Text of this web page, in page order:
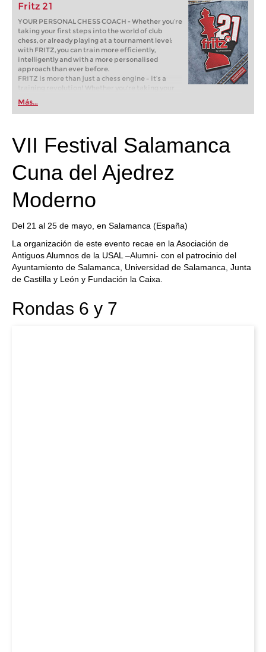
Fritz 21
YOUR PERSONAL CHESS COACH - Whether you’re
taking your first steps into the world of club
chess, or already playing at a tournament level:
with FRITZ, you can train more efficiently,
intelligently and with a more personalised
approach than ever before.
FRITZ is more than just a chess engine – it’s a
training revolution! Whether you’re taking your
first steps into the world of club chess, or already
playing at a tournament level: with FRITZ, you can
train more efficiently, intelligently and with a
Más...
VII Festival Salamanca
Cuna del Ajedrez
Moderno
Del 21 al 25 de mayo, en Salamanca (España)
La organización de este evento recae en la Asociación de
Antiguos Alumnos de la USAL –Alumni- con el patrocinio del
Ayuntamiento de Salamanca, Universidad de Salamanca, Junta
de Castilla y León y Fundación la Caixa.
Rondas 6 y 7